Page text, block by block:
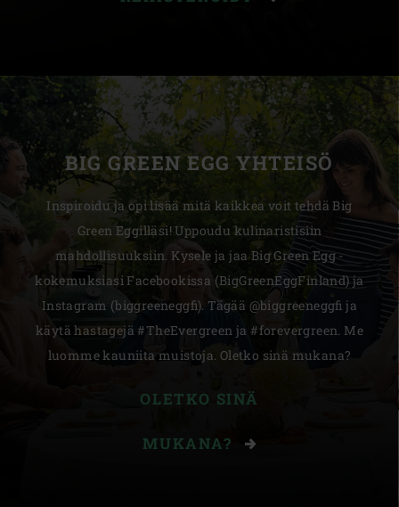
BIG GREEN EGG YHTEISÖ
Inspiroidu ja opi lisää mitä kaikkea voit tehdä Big
Green Eggilläsi! Uppoudu kulinaristisiin
mahdollisuuksiin. Kysele ja jaa Big Green Egg -
kokemuksiasi Facebookissa (BigGreenEggFinland) ja
Instagram (biggreeneggfi). Tägää @biggreeneggfi ja
käytä hastagejä #TheEvergreen ja #forevergreen. Me
luomme kauniita muistoja. Oletko sinä mukana?
OLETKO SINÄ
MUKANA?